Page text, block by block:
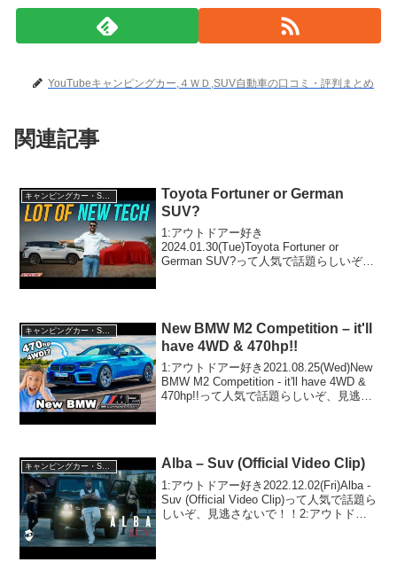
YouTubeキャンピングカー,４ＷＤ,SUV自動車の口コミ・評判まとめ
関連記事
Toyota Fortuner or German
SUV?
1:アウトドアー好き
2024.01.30(Tue)Toyota Fortuner or
German SUV?って人気で話題らしいぞ、
キャンピングカー・SUV人気車種
New BMW M2 Competition – it'll
have 4WD & 470hp!!
1:アウトドアー好き2021.08.25(Wed)New
BMW M2 Competition - it'll have 4WD &
470hp!!って人気で話題らしいぞ、見逃さ
Alba – Suv (Official Video Clip)
1:アウトドアー好き2022.12.02(Fri)Alba -
Suv (Official Video Clip)って人気で話題ら
しいぞ、見逃さないで！！2:アウトドア